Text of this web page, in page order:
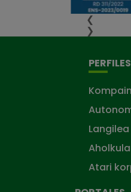
❮
❯
PERFILES
Langilea
Atari